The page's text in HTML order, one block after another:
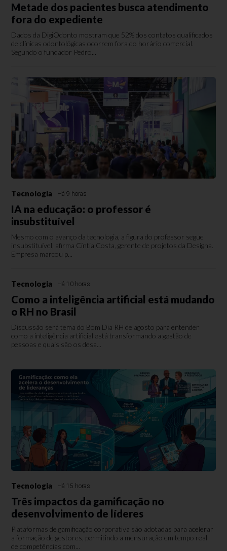
Metade dos pacientes busca atendimento
fora do expediente
Dados da DigiOdonto mostram que 52% dos contatos qualificados
de clínicas odontológicas ocorrem fora do horário comercial.
Segundo o fundador Pedro...
Tecnologia Há 9 horas
IA na educação: o professor é
insubstituível
Mesmo com o avanço da tecnologia, a figura do professor segue
insubstituível, afirma Cíntia Costa, gerente de projetos da Designa.
Empresa marcou p...
Tecnologia Há 10 horas
Como a inteligência artificial está mudando
o RH no Brasil
Discussão será tema do Bom Dia RH de agosto para entender
como a inteligência artificial está transformando a gestão de
pessoas e quais são os desa...
Tecnologia Há 15 horas
Três impactos da gamificação no
desenvolvimento de líderes
Plataformas de gamificação corporativa são adotadas para acelerar
a formação de gestores, permitindo a mensuração em tempo real
de competências com...